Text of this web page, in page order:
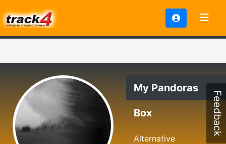
My Pandoras
Box
Alternative
Feedback